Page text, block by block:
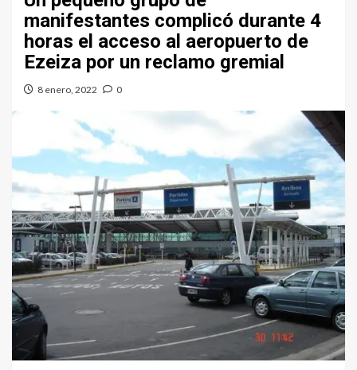
manifestantes complicó durante 4
horas el acceso al aeropuerto de
Ezeiza por un reclamo gremial
8 enero, 2022 0